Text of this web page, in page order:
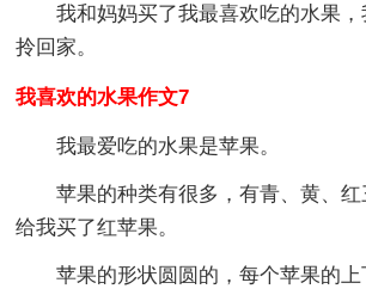
我和妈妈买了我最喜欢吃的水果
拎回家。
我喜欢的水果作文7
我最爱吃的水果是苹果。
苹果的种类有很多，有青、黄、
给我买了红苹果。
苹果的形状圆圆的，每个苹果的